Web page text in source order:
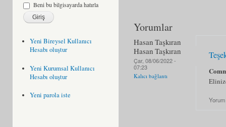
Beni bu bilgisayarda hatırla
Yeni Bireysel Kullanıcı
Hesabı oluştur
Yeni Kurumsal Kullanıcı
Hesabı oluştur
Yeni parola iste
Yorumlar
Hasan Taşkıran
Hasan Taşkıran
Çar, 08/06/2022 -
07:23
Kalıcı bağlantı